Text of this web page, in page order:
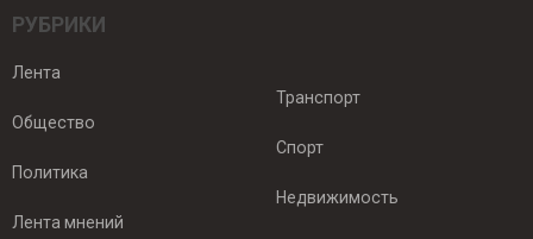
РУБРИКИ
Лента
Общество
Политика
Лента мнений
Транспорт
Спорт
Недвижимость